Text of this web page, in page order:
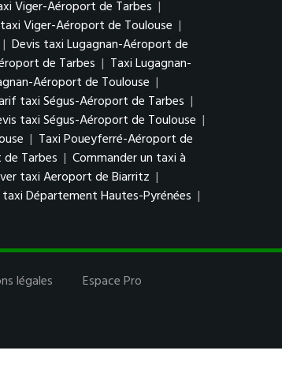
Viger-Aéroport de Tarbes |
Viger-Aéroport de Toulouse |
| Devis taxi Lugagnan-Aéroport de
de Tarbes | Taxi Lugagnan-
Aéroport de Toulouse |
taxi Ségus-Aéroport de Tarbes |
taxi Ségus-Aéroport de Toulouse |
| Taxi Poueyferré-Aéroport de
Tarbes | Commander un taxi à
taxi Aeroport de Biarritz |
Département Hautes-Pyrénées |
légales Espace Pro